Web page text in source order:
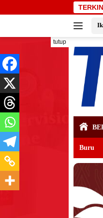
ke
Lawalata Tekankan Tata
tutup
Buru